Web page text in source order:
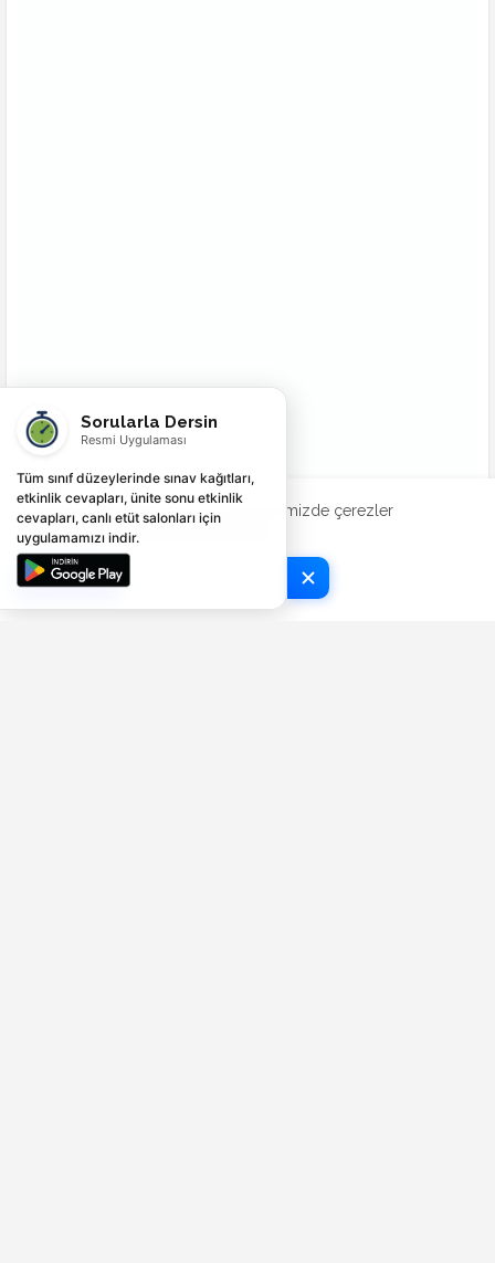
Deneyiminizi geliştirmek için web sitemizde çerezler
kullanılmaktadır.Şimdi Kontrol Et
Tamam
Sorularla Dersin
Resmi Uygulaması
Tüm sınıf düzeylerinde sınav kağıtları,
etkinlik cevapları, ünite sonu etkinlik
cevapları, canlı etüt salonları için
uygulamamızı indir.